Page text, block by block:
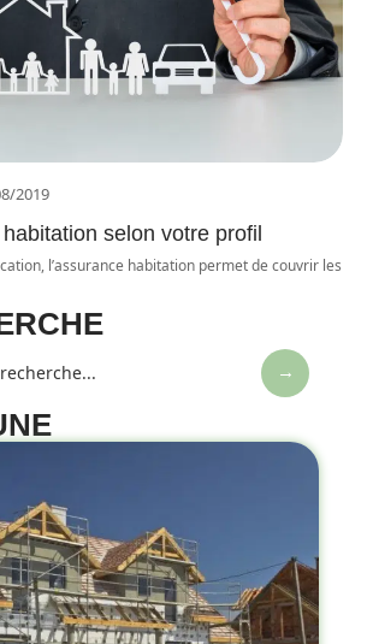
2019
selon votre profil
l’assurance habitation permet de couvrir les